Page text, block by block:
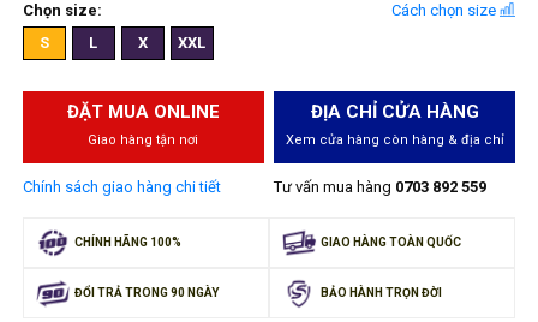
Chọn size:
Cách chọn size
S
L X XXL
ĐẶT MUA ONLINE
Giao hàng tận nơi
Chính sách giao hàng chi tiết
ĐỊA CHỈ CỬA HÀNG
Xem cửa hàng còn hàng & địa chỉ
Tư vấn mua hàng 0703 892 559
CHÍNH HÃNG 100% GIAO HÀNG TOÀN QUỐC
ĐỔI TRẢ TRONG 90 NGÀY BẢO HÀNH TRỌN ĐỜI